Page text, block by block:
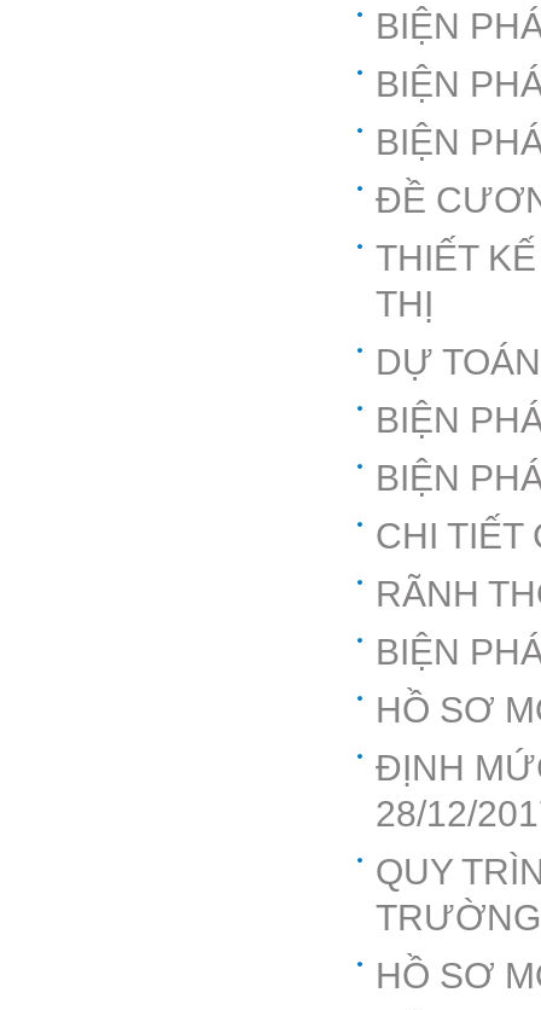
BIỆN
BIỆN
BIỆN
ĐỀ
THIẾT
THỊ
DỰ
BIỆN
BIỆN
CHI TIẾT
RÃNH
BIỆN
HỒ SƠ
ĐỊNH
28/12/
QUY
HỒ SƠ